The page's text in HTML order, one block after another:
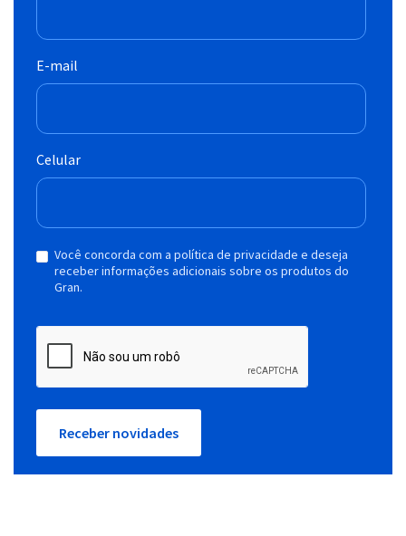
E-mail
Celular
Você concorda com a política de privacidade e deseja
receber informações adicionais sobre os produtos do
Gran.
Receber novidades